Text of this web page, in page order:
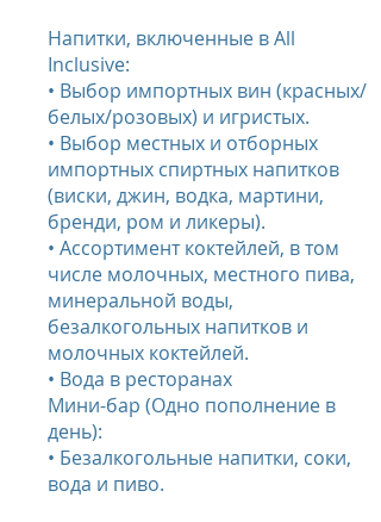
Напитки, включенные в All
Inclusive:
• Выбор импортных вин (красных/
белых/розовых) и игристых.
• Выбор местных и отборных
импортных спиртных напитков
(виски, джин, водка, мартини,
бренди, ром и ликеры).
• Ассортимент коктейлей, в том
числе молочных, местного пива,
минеральной воды,
безалкогольных напитков и
молочных коктейлей.
• Вода в ресторанах
Мини-бар (Одно пополнение в
день):
• Безалкогольные напитки, соки,
вода и пиво.